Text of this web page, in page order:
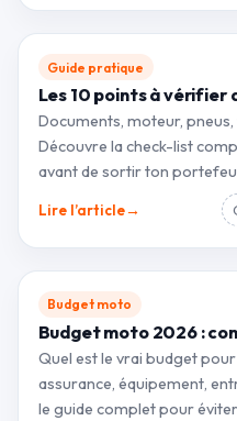
Guide pratique
Les 10 points à vérifier
Documents, moteur,
Découvre la check-list
avant de sortir ton
Lire l’article→
Budget moto
Budget moto 2026 :
Quel est le vrai budget
assurance, équipement,
le guide complet pour